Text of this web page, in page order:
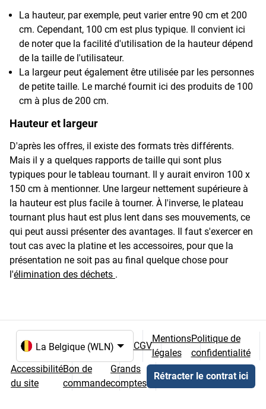
La hauteur, par exemple, peut varier entre 90 cm et 200
cm. Cependant, 100 cm est plus typique. Il convient ici
de noter que la facilité d'utilisation de la hauteur dépend
de la taille de l'utilisateur.
La largeur peut également être utilisée par les personnes
de petite taille. Le marché fournit ici des produits de 100
cm à plus de 200 cm.
Hauteur et largeur
D'après les offres, il existe des formats très différents.
Mais il y a quelques rapports de taille qui sont plus
typiques pour le tableau tournant. Il y aurait environ 100 x
150 cm à mentionner. Une largeur nettement supérieure à
la hauteur est plus facile à tourner. À l'inverse, le plateau
tournant plus haut est plus lent dans ses mouvements, ce
qui peut aussi présenter des avantages. Il faut s'exercer en
tout cas avec la platine et les accessoires, pour que la
présentation ne soit pas au final quelque chose pour
l'élimination des déchets .
Choix de la langue et du pays
CGV
Mentions
légales
Politique de
confidentialité
Accessibilité
du site
Bon de
commande
Grands
comptes
Rétracter le contrat ici